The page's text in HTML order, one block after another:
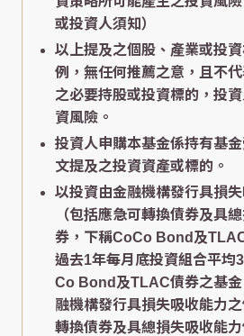
或投資人須知）
以上提及之個股、產業或投
例，無任何推薦之意，且不
之必要持股或投資標的，投
資風險。
投資人申購本基金係持有基
文提及之投資資產或標的。
以投資由金融機構發行具損
（包括應急可轉換債券及具
券，下稱CoCo Bond及
過去1年每月底投資組合平均
Co Bond及TLAC債券之基
融機構發行具損失吸收能力
轉換債券及具總損失吸收能